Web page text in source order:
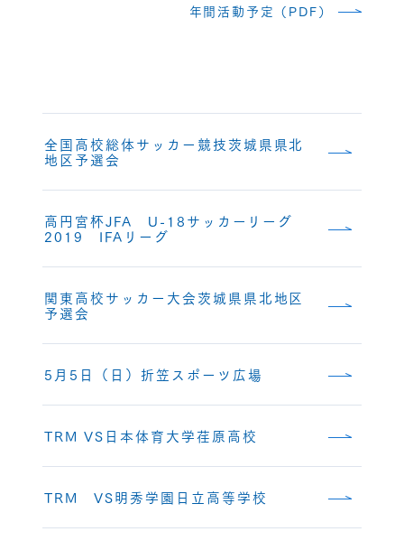
年間活動予定（PDF）
全国高校総体サッカー競技茨城県県北
地区予選会
高円宮杯JFA U-18サッカーリーグ
2019 IFAリーグ
関東高校サッカー大会茨城県県北地区
予選会
5月5日（日）折笠スポーツ広場
TRM VS日本体育大学荏原高校
TRM VS明秀学園日立高等学校